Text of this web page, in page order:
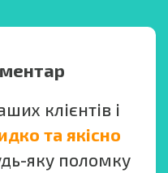
клієнтів і
та якісно
яку поломку